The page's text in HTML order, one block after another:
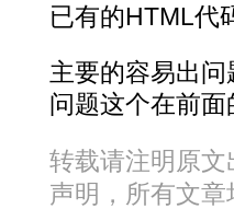
已有的HTML代
主要的容易出
问题这个在前面
转载请注明原文
声明，所有文章